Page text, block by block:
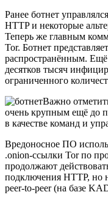
Ранее ботнет
HTTP и некоторые
Теперь же главным
Tor. Ботнет
распространённым. Ещё
десятков тысяч
ограниченного
Важно
очень крупным ещё до
в качестве команд и
Вредоносное ПО
.onion-ссылки Tor по
продолжают
подключения HTTP, но
peer-to-peer (на базе